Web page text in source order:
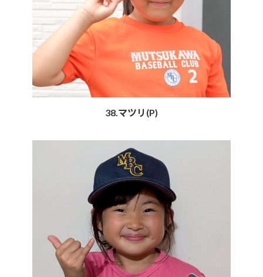
38.マツリ(P)